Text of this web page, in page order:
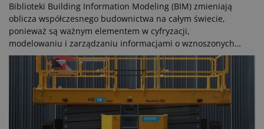
Biblioteki Building Information Modeling (BIM) zmieniają
oblicza współczesnego budownictwa na całym świecie,
ponieważ są ważnym elementem w cyfryzacji,
modelowaniu i zarządzaniu informacjami o wznoszonych
budynkach. To również doskonałe narzędzie do
projektowania, wspomagające klasyczne systemy typu CAD.
Firma Haulotte ogłosiła aktualizację swojej biblioteki BIM,
która obejmuje teraz jeszcze więcej urządzeń będących w
portfolio tej grupy. Obecnie biblioteka obejmuje łącznie 41
różnych modeli maszyn.